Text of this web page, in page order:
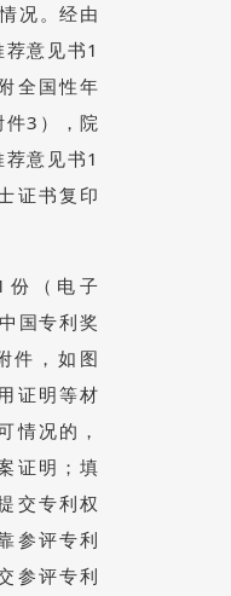
况。经由
意见书1
全国性年
件3），院
意见书1
证书复印
份（电子
国专利奖
件，如图
证明等材
情况的，
证明；填
交专利权
参评专利
参评专利